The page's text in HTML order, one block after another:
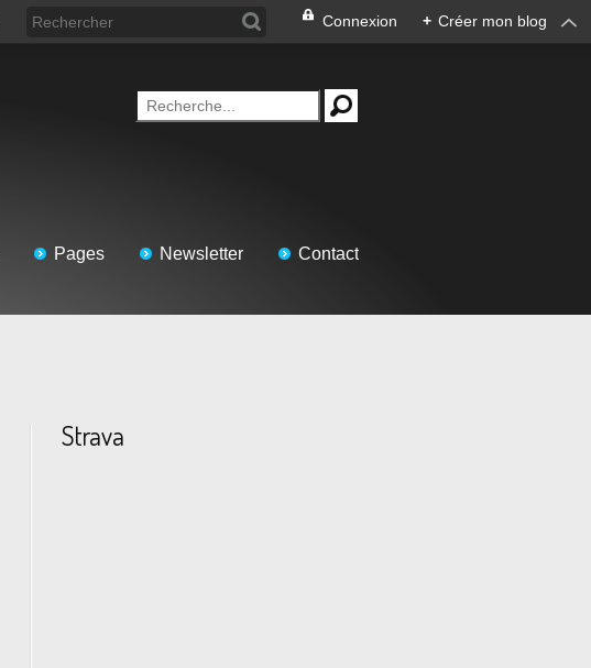
Connexion + Créer mon blog
Pages Newsletter Contact
Strava